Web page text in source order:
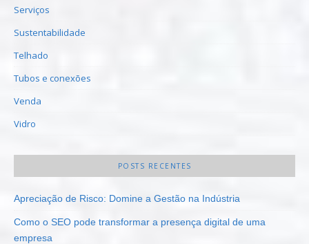
Serviços
Sustentabilidade
Telhado
Tubos e conexões
Venda
Vidro
POSTS RECENTES
Apreciação de Risco: Domine a Gestão na Indústria
Como o SEO pode transformar a presença digital de uma
empresa